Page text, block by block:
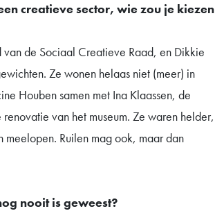
creatieve sector, wie zou je kiezen
de Sociaal Creatieve Raad, en Dikkie
Ze wonen helaas niet (meer) in
Houben samen met Ina Klaassen, de
van het museum. Ze waren helder,
Ruilen mag ook, maar dan
nooit is geweest?